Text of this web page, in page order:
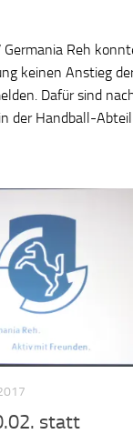
Germania Reh
keinen Anstieg
Dafür sind
der Handball-
statt